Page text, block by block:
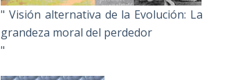
" Visión alternativa de la Evolución: La
grandeza moral del perdedor
"